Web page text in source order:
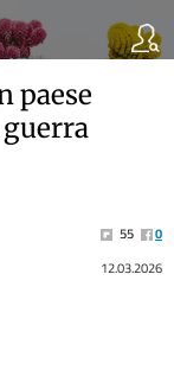
paese
55
0
12.03.2026